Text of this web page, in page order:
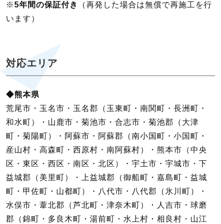
※5年間の保証付き
（再発した場合は無償で再施工を行
います）
対応エリア
◆熊本県
荒尾市・玉名市・玉名郡（玉東町・南関町・長洲町・
和水町）・山鹿市・菊池市・合志市・菊池郡（大津
町・菊陽町）・阿蘇市・阿蘇郡（南小国町・小国町・
産山村・高森町・西原村・南阿蘇村）・熊本市（中央
区・東区・西区・南区・北区）・宇土市・宇城市・下
益城郡（美里町）・上益城郡（御船町・嘉島町・益城
町・甲佐町・山都町）・八代市・八代郡（氷川町）・
水俣市・葦北郡（芦北町・津奈木町）・人吉市・球磨
郡（錦町・多良木町・湯前町・水上村・相良村・山江